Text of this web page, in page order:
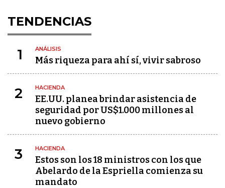
TENDENCIAS
1 ANÁLISIS
Más riqueza para ahí sí, vivir sabroso
2 HACIENDA
EE.UU. planea brindar asistencia de
seguridad por US$1.000 millones al
nuevo gobierno
3 HACIENDA
Estos son los 18 ministros con los que
Abelardo de la Espriella comienza su
mandato